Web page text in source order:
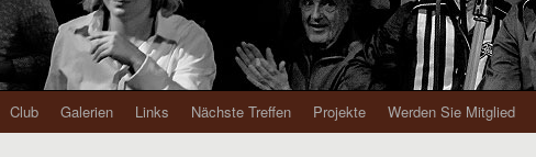
Club Galerien Links Nächste Treffen Projekte Werden Sie Mitglied